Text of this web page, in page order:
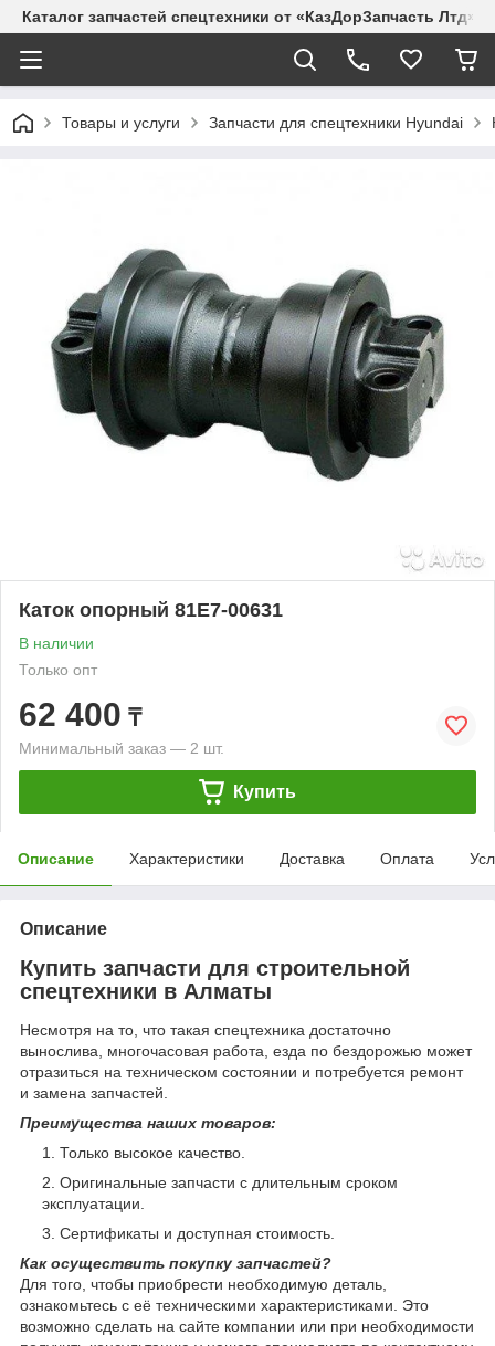
Каталог запчастей спецтехники от «КазДорЗапчасть Лтд»
Товары и услуги Запчасти для спецтехники Hyundai
Каток опорный 81E7-00631
В наличии
Только опт
62 400 ₸
Минимальный заказ — 2 шт.
Купить
Описание Характеристики Доставка Оплата
Описание
Купить запчасти для строительной
спецтехники в Алматы
Несмотря на то, что такая спецтехника достаточно
вынослива, многочасовая работа, езда по бездорожью может
отразиться на техническом состоянии и потребуется ремонт
и замена запчастей.
Преимущества наших товаров:
Только высокое качество.
Оригинальные запчасти с длительным сроком
эксплуатации.
Сертификаты и доступная стоимость.
Как осуществить покупку запчастей?
Для того, чтобы приобрести необходимую деталь,
ознакомьтесь с её техническими характеристиками. Это
возможно сделать на сайте компании или при необходимости